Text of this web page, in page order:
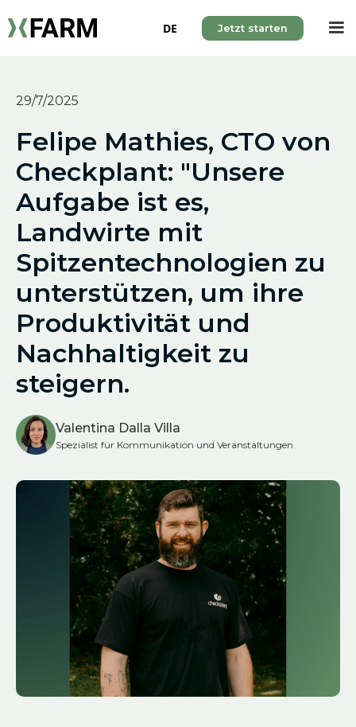
DE Jetzt starten
29/7/2025
Felipe Mathies, CTO von
Checkplant: "Unsere
Aufgabe ist es,
Landwirte mit
Spitzentechnologien zu
unterstützen, um ihre
Produktivität und
Nachhaltigkeit zu
steigern.
Valentina Dalla Villa
Spezialist für Kommunikation und Veranstaltungen